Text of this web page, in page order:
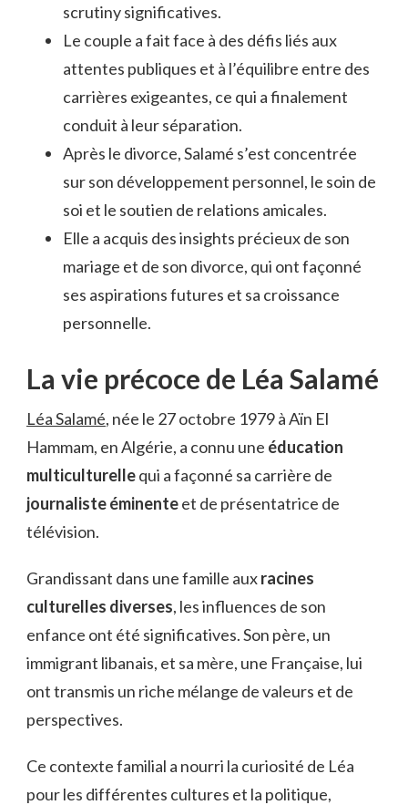
scrutiny significatives.
Le couple a fait face à des défis liés aux
attentes publiques et à l’équilibre entre des
carrières exigeantes, ce qui a finalement
conduit à leur séparation.
Après le divorce, Salamé s’est concentrée
sur son développement personnel, le soin de
soi et le soutien de relations amicales.
Elle a acquis des insights précieux de son
mariage et de son divorce, qui ont façonné
ses aspirations futures et sa croissance
personnelle.
La vie précoce de Léa Salamé
Léa Salamé, née le 27 octobre 1979 à Aïn El
Hammam, en Algérie, a connu une éducation
multiculturellequi a façonné sa carrière de
journaliste éminenteet de présentatrice de
télévision.
Grandissant dans une famille auxracines
culturelles diverses, les influences de son
enfance ont été significatives. Son père, un
immigrant libanais, et sa mère, une Française, lui
ont transmis un riche mélange de valeurs et de
perspectives.
Ce contexte familial a nourri la curiosité de Léa
pour les différentes cultures et la politique,